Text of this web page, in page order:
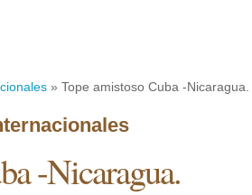
» Tope amistoso Cuba -Nicaragua.
-Nicaragua.